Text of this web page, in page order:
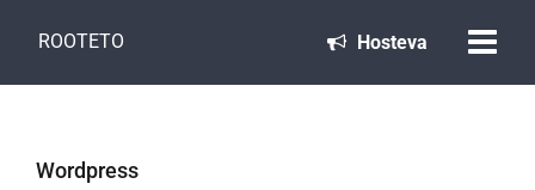
ROOTETO Hosteva
Wordpress